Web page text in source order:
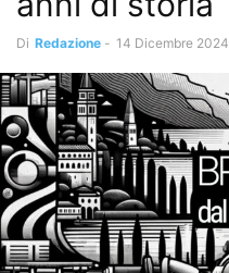
Di Redazione - 14 Dicembre 2024